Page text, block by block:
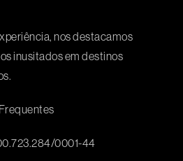
nos destacamos
inusitados em destinos
0001-44